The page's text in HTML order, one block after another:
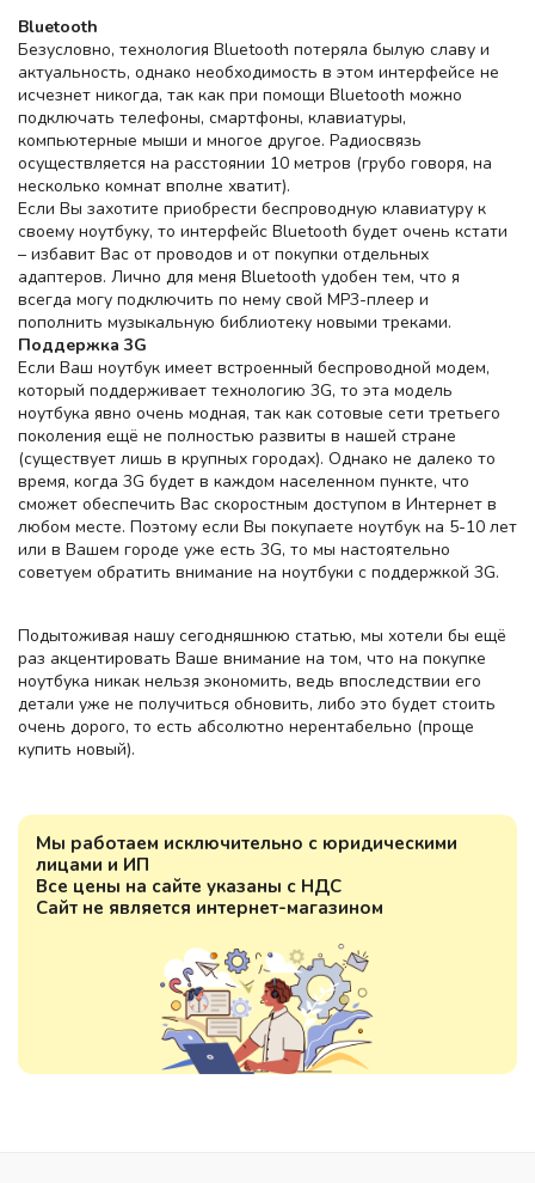
Мы работаем исключительно с юридическими
лицами и ИП
Все цены на сайте указаны с НДС
Сайт не является интернет-магазином
Bluetooth
Безусловно, технология Bluetooth потеряла былую славу и
актуальность, однако необходимость в этом интерфейсе не
исчезнет никогда, так как при помощи Bluetooth можно
подключать телефоны, смартфоны, клавиатуры,
компьютерные мыши и многое другое. Радиосвязь
осуществляется на расстоянии 10 метров (грубо говоря, на
несколько комнат вполне хватит).
Если Вы захотите приобрести беспроводную клавиатуру к
своему ноутбуку, то интерфейс Bluetooth будет очень кстати
– избавит Вас от проводов и от покупки отдельных
адаптеров. Лично для меня Bluetooth удобен тем, что я
всегда могу подключить по нему свой MP3-плеер и
пополнить музыкальную библиотеку новыми треками.
Поддержка 3G
Если Ваш ноутбук имеет встроенный беспроводной модем,
который поддерживает технологию 3G, то эта модель
ноутбука явно очень модная, так как сотовые сети третьего
поколения ещё не полностью развиты в нашей стране
(существует лишь в крупных городах). Однако не далеко то
время, когда 3G будет в каждом населенном пункте, что
сможет обеспечить Вас скоростным доступом в Интернет в
любом месте. Поэтому если Вы покупаете ноутбук на 5-10 лет
или в Вашем городе уже есть 3G, то мы настоятельно
советуем обратить внимание на ноутбуки с поддержкой 3G.
Подытоживая нашу сегодняшнюю статью, мы хотели бы ещё
раз акцентировать Ваше внимание на том, что на покупке
ноутбука никак нельзя экономить, ведь впоследствии его
детали уже не получиться обновить, либо это будет стоить
очень дорого, то есть абсолютно нерентабельно (проще
купить новый).